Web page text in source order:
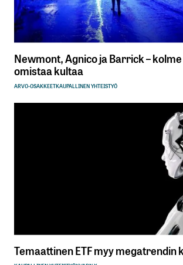
Newmont, Agnico ja Barrick –
omistaa kultaa
ARVO-OSAKKEETKAUPALLINEN YHTEISTYÖ
Temaattinen ETF myy megatrendin